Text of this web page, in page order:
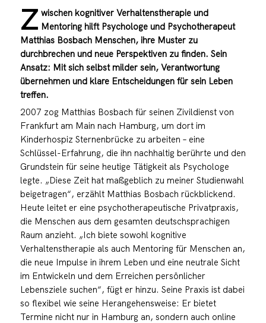
Z wischen kognitiver Verhaltenstherapie und
Mentoring hilft Psychologe und Psychotherapeut
Matthias Bosbach Menschen, ihre Muster zu
durchbrechen und neue Perspektiven zu finden. Sein
Ansatz: Mit sich selbst milder sein, Verantwortung
übernehmen und klare Entscheidungen für sein Leben
treffen.
2007 zog Matthias Bosbach für seinen Zivildienst von
Frankfurt am Main nach Hamburg, um dort im
Kinderhospiz Sternenbrücke zu arbeiten – eine
Schlüssel-Erfahrung, die ihn nachhaltig berührte und den
Grundstein für seine heutige Tätigkeit als Psychologe
legte. „Diese Zeit hat maßgeblich zu meiner Studienwahl
beigetragen“, erzählt Matthias Bosbach rückblickend.
Heute leitet er eine psychotherapeutische Privatpraxis,
die Menschen aus dem gesamten deutschsprachigen
Raum anzieht. „Ich biete sowohl kognitive
Verhaltenstherapie als auch Mentoring für Menschen an,
die neue Impulse in ihrem Leben und eine neutrale Sicht
im Entwickeln und dem Erreichen persönlicher
Lebensziele suchen“, fügt er hinzu. Seine Praxis ist dabei
so flexibel wie seine Herangehensweise: Er bietet
Termine nicht nur in Hamburg an, sondern auch online